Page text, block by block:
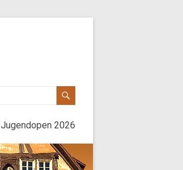
Jugendopen 2026